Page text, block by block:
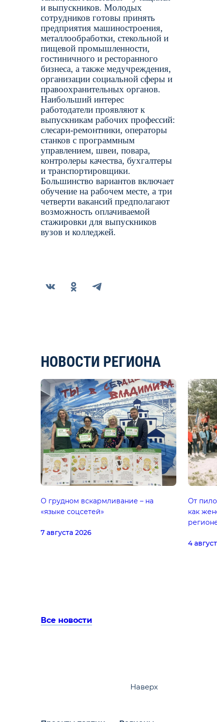
и выпускников. Молодых
сотрудников готовы принять
предприятия машиностроения,
металлообработки, стекольной и
пищевой промышленности,
гостиничного и ресторанного
бизнеса, а также медучреждения,
организации социальной сферы и
правоохранительных органов.
Наибольший интерес
работодатели проявляют к
выпускникам рабочих профессий:
слесари-ремонтники, операторы
станков с программным
управлением, швеи, повара,
контролеры качества, бухгалтеры
и транспортировщики.
Большинство вариантов включает
обучение на рабочем месте, а три
четверти вакансий предполагают
возможность оплачиваемой
стажировки для выпускников
вузов и колледжей.
НОВОСТИ РЕГИОНА
О грудном вскармливание – на
«языке соцсетей»
7 августа 2026
От
как
4
Все новости
Наверх